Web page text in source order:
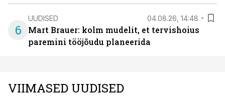
6
UUDISED 04.08.26, 14:48
Mart Brauer: kolm mudelit, et tervishoius
paremini tööjõudu planeerida
VIIMASED UUDISED